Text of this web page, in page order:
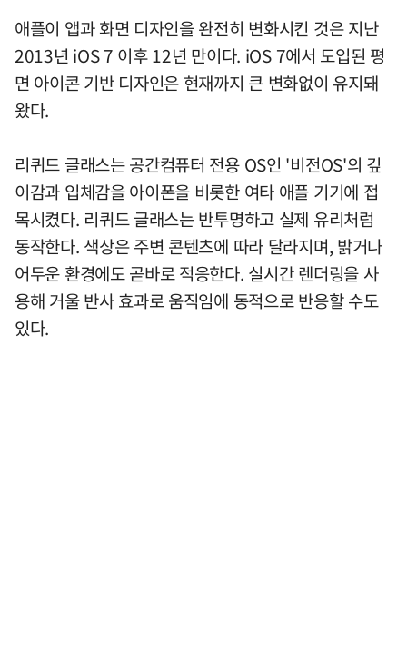
애플이 앱과 화면 디자인을 완전히 변화시킨 것은 지난
2013년 iOS 7 이후 12년 만이다. iOS 7에서 도입된 평
면 아이콘 기반 디자인은 현재까지 큰 변화없이 유지돼
왔다.
리퀴드 글래스는 공간컴퓨터 전용 OS인 '비전OS'의 깊
이감과 입체감을 아이폰을 비롯한 여타 애플 기기에 접
목시켰다. 리퀴드 글래스는 반투명하고 실제 유리처럼
동작한다. 색상은 주변 콘텐츠에 따라 달라지며, 밝거나
어두운 환경에도 곧바로 적응한다. 실시간 렌더링을 사
용해 거울 반사 효과로 움직임에 동적으로 반응할 수도
있다.